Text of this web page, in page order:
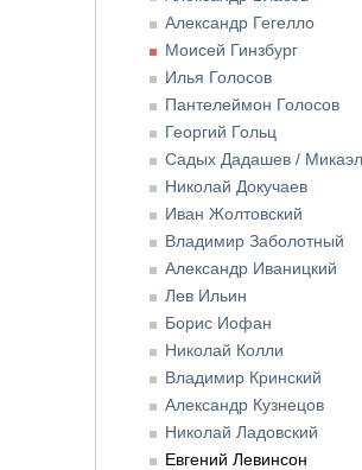
Александр Гегелло
Моисей Гинзбург
Илья Голосов
Пантелеймон Голосов
Георгий Гольц
Садых Дадашев /
Николай Докучаев
Иван Жолтовский
Владимир Заболотный
Александр Иваницкий
Лев Ильин
Борис Иофан
Николай Колли
Владимир Кринский
Александр Кузнецов
Николай Ладовский
Евгений Левинсон